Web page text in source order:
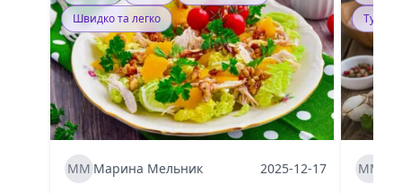
Швидко та легко
ММ Марина Мельник 2025-12-17 ММ